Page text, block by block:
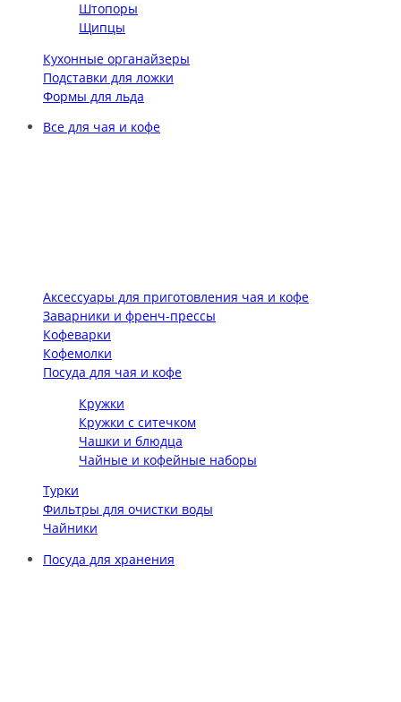
Штопоры
Щипцы
Кухонные органайзеры
Подставки для ложки
Формы для льда
Все для чая и кофе
Аксессуары для приготовления чая и кофе
Заварники и френч-прессы
Кофеварки
Кофемолки
Посуда для чая и кофе
Кружки
Кружки с ситечком
Чашки и блюдца
Чайные и кофейные наборы
Турки
Фильтры для очистки воды
Чайники
Посуда для хранения